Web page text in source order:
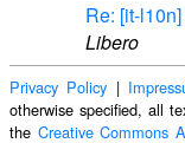
Re: [it-
Libero
Privacy Policy |
otherwise specified, all
the Creative Commons